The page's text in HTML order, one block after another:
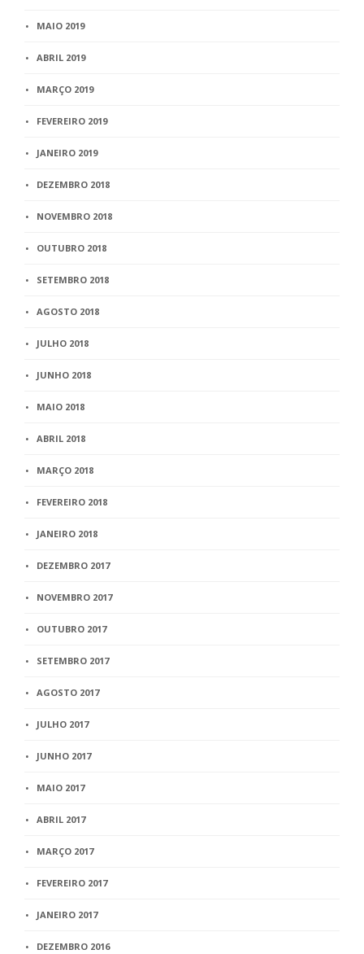
MAIO 2019
ABRIL 2019
MARÇO 2019
FEVEREIRO 2019
JANEIRO 2019
DEZEMBRO 2018
NOVEMBRO 2018
OUTUBRO 2018
SETEMBRO 2018
AGOSTO 2018
JULHO 2018
JUNHO 2018
MAIO 2018
ABRIL 2018
MARÇO 2018
FEVEREIRO 2018
JANEIRO 2018
DEZEMBRO 2017
NOVEMBRO 2017
OUTUBRO 2017
SETEMBRO 2017
AGOSTO 2017
JULHO 2017
JUNHO 2017
MAIO 2017
ABRIL 2017
MARÇO 2017
FEVEREIRO 2017
JANEIRO 2017
DEZEMBRO 2016